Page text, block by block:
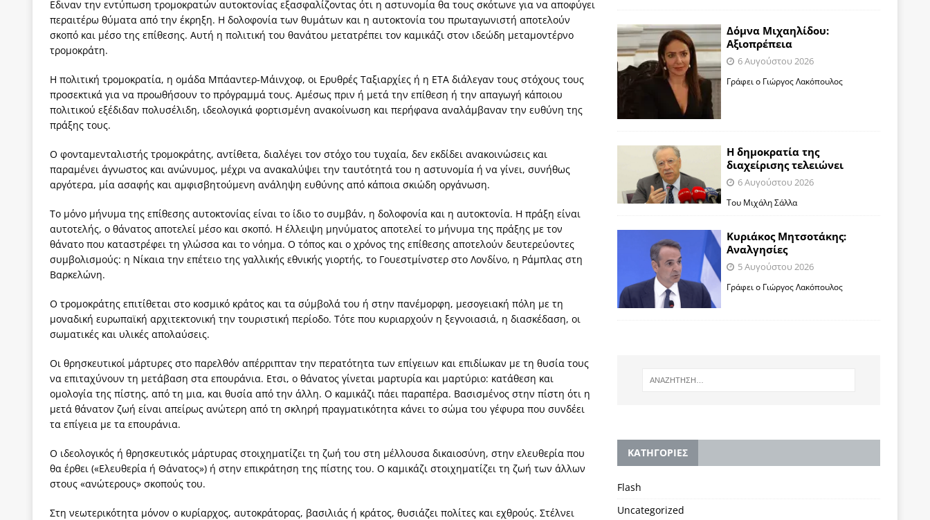
[ 4 Αυγούστου 2026 ] Τα γεγονότα της Τηλλυρίας και το Σχέδιο Άτσεσον
ΑΠΟΨΕΙΣ
[ 4 Αυγούστου 2026 ]
Tηλεοπτικοί “Mega-Fiers”…
ΑΠΟΨΕΙΣ
[ 4 Αυγούστου 2026 ] Ο Ιωάννης Μεταξάς και η 4η Αυγούστου: Πώς ένας αποτυχημένος κοινοβουλευτικός έγινε
δικτάτορας
ΕΠΙΛΟΓΕΣ
Εδιναν την εντύπωση τρομοκρατών αυτοκτονίας εξασφαλίζοντας ότι η αστυνομία θα τους σκότωνε για να αποφύγει
περαιτέρω θύματα από την έκρηξη. Η δολοφονία των θυμάτων και η αυτοκτονία του πρωταγωνιστή αποτελούν
σκοπό και μέσο της επίθεσης. Αυτή η πολιτική του θανάτου μετατρέπει τον καμικάζι στον ιδεώδη μεταμοντέρνο
τρομοκράτη.
Η πολιτική τρομοκρατία, η ομάδα Μπάαντερ-Μάινχοφ, οι Ερυθρές Ταξιαρχίες ή η ΕΤΑ διάλεγαν τους στόχους τους
προσεκτικά για να προωθήσουν το πρόγραμμά τους. Αμέσως πριν ή μετά την επίθεση ή την απαγωγή κάποιου
πολιτικού εξέδιδαν πολυσέλιδη, ιδεολογικά φορτισμένη ανακοίνωση και περήφανα αναλάμβαναν την ευθύνη της
πράξης τους.
Ο φονταμενταλιστής τρομοκράτης, αντίθετα, διαλέγει τον στόχο του τυχαία, δεν εκδίδει ανακοινώσεις και
παραμένει άγνωστος και ανώνυμος, μέχρι να ανακαλύψει την ταυτότητά του η αστυνομία ή να γίνει, συνήθως
αργότερα, μία ασαφής και αμφισβητούμενη ανάληψη ευθύνης από κάποια σκιώδη οργάνωση.
Το μόνο μήνυμα της επίθεσης αυτοκτονίας είναι το ίδιο το συμβάν, η δολοφονία και η αυτοκτονία. Η πράξη είναι
αυτοτελής, ο θάνατος αποτελεί μέσο και σκοπό. Η έλλειψη μηνύματος αποτελεί το μήνυμα της πράξης με τον
θάνατο που καταστρέφει τη γλώσσα και το νόημα. Ο τόπος και ο χρόνος της επίθεσης αποτελούν δευτερεύοντες
συμβολισμούς: η Νίκαια την επέτειο της γαλλικής εθνικής γιορτής, το Γουεστμίνστερ στο Λονδίνο, η Ράμπλας στη
Βαρκελώνη.
Ο τρομοκράτης επιτίθεται στο κοσμικό κράτος και τα σύμβολά του ή στην πανέμορφη, μεσογειακή πόλη με τη
μοναδική ευρωπαϊκή αρχιτεκτονική την τουριστική περίοδο. Τότε που κυριαρχούν η ξεγνοιασιά, η διασκέδαση, οι
σωματικές και υλικές απολαύσεις.
Οι θρησκευτικοί μάρτυρες στο παρελθόν απέρριπταν την περατότητα των επίγειων και επιδίωκαν με τη θυσία τους
να επιταχύνουν τη μετάβαση στα επουράνια. Ετσι, ο θάνατος γίνεται μαρτυρία και μαρτύριο: κατάθεση και
ομολογία της πίστης, από τη μια, και θυσία από την άλλη. Ο καμικάζι πάει παραπέρα. Βασισμένος στην πίστη ότι η
μετά θάνατον ζωή είναι απείρως ανώτερη από τη σκληρή πραγματικότητα κάνει το σώμα του γέφυρα που συνδέει
τα επίγεια με τα επουράνια.
Ο ιδεολογικός ή θρησκευτικός μάρτυρας στοιχηματίζει τη ζωή του στη μέλλουσα δικαιοσύνη, στην ελευθερία που
θα έρθει («Ελευθερία ή Θάνατος») ή στην επικράτηση της πίστης του. Ο καμικάζι στοιχηματίζει τη ζωή των άλλων
στους «ανώτερους» σκοπούς του.
Στη νεωτερικότητα μόνον ο κυρίαρχος, αυτοκράτορας, βασιλιάς ή κράτος, θυσιάζει πολίτες και εχθρούς. Στέλνει
Δόμνα Μιχαηλίδου:
Αξιοπρέπεια
6 Αυγούστου 2026
Γράφει ο Γιώργος Λακόπουλος
Η δημοκρατία της
διαχείρισης τελειώνει
6 Αυγούστου 2026
Του Μιχάλη Σάλλα
Κυριάκος Μητσοτάκης:
Αναλγησίες
5 Αυγούστου 2026
Γράφει ο Γιώργος Λακόπουλος
KΑΤΗΓΟΡΙΕΣ
Flash
Uncategorized